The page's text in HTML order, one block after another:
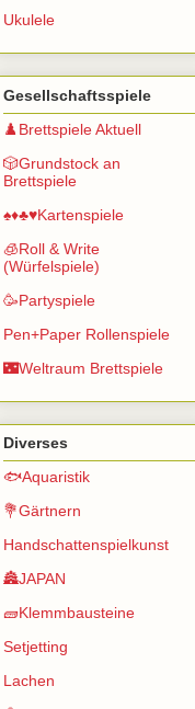
Ukulele
Gesellschaftsspiele
♟️Brettspiele Aktuell
🎲Grundstock an
Brettspiele
♠️♦️♣️♥️Kartenspiele
🧊Roll & Write
(Würfelspiele)
🥳Partyspiele
Pen+Paper Rollenspiele
🌃Weltraum Brettspiele
Diverses
🐟Aquaristik
💐Gärtnern
Handschattenspielkunst
🏯JAPAN
🧱Klemmbausteine
Setjetting
Lachen